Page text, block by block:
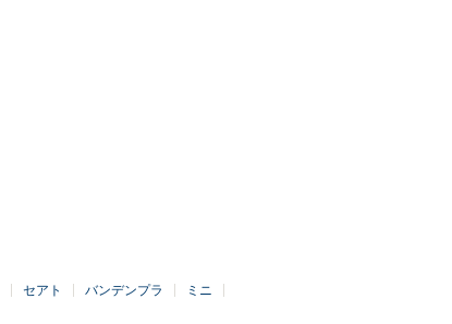
セアト バンデンプラ
ミニ